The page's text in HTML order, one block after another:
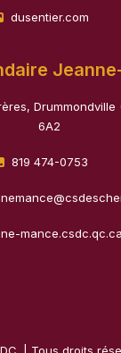
dusentier.com
6A2
819 474-0753
mance.csdc.qc.ca